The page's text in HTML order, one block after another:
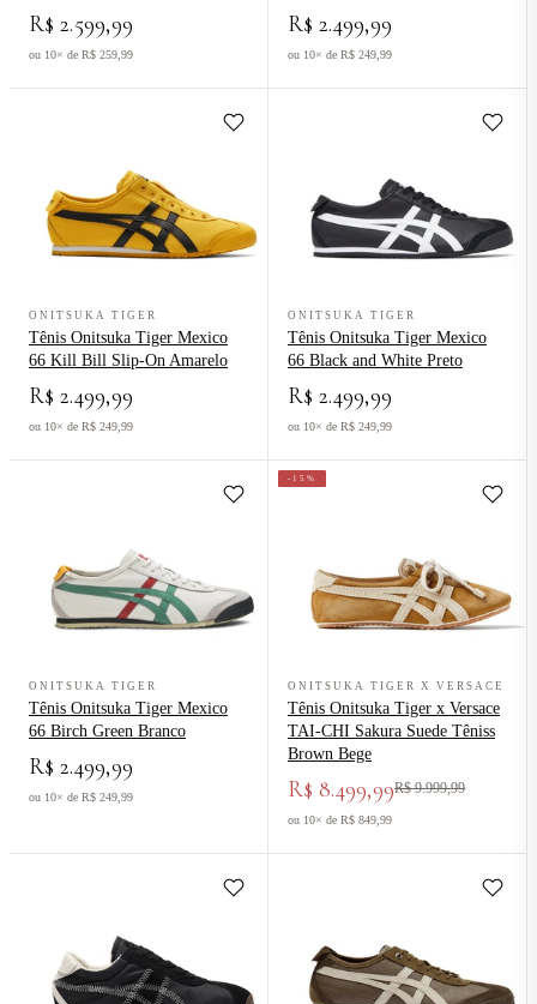
R$ 2.599,99
ou 10× de R$ 259,99
R$ 2.499,99
ou 10× de R$ 249,99
ONITSUKA TIGER
Tênis Onitsuka Tiger Mexico
66 Kill Bill Slip-On Amarelo
R$ 2.499,99
ou 10× de R$ 249,99
ONITSUKA TIGER
Tênis Onitsuka Tiger Mexico
66 Black and White Preto
R$ 2.499,99
ou 10× de R$ 249,99
ONITSUKA TIGER
Tênis Onitsuka Tiger Mexico
66 Birch Green Branco
R$ 2.499,99
ou 10× de R$ 249,99
-15%
ONITSUKA TIGER X VERSACE
Tênis Onitsuka Tiger x Versace
TAI-CHI Sakura Suede Têniss
Brown Bege
R$ 8.499,99R$ 9.999,99
ou 10× de R$ 849,99